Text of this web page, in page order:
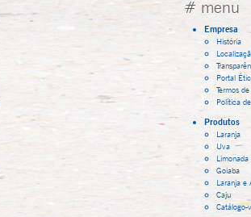
# menu
Empresa
História
Portal
Termos
Política
Produtos
Laranja
Uva
Limonada
Goiaba
Laranja e
Caju
Catálogo-